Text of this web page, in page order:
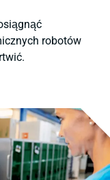
robotów